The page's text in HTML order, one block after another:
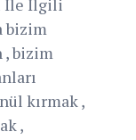
İle İlgili
bizim
, bizim
kırmak ,
,